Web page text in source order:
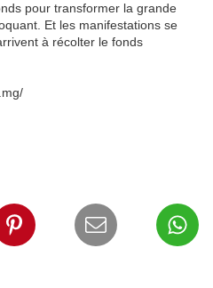
pour transformer la grande
Et les manifestations se
à récolter le fonds